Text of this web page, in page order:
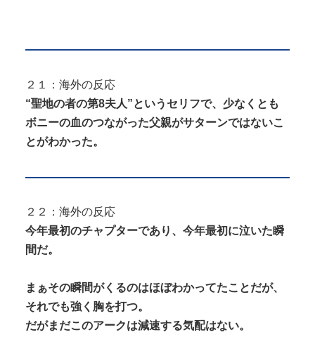
２１：海外の反応
“聖地の者の第8夫人”というセリフで、少なくとも
ボニーの血のつながった父親がサターンではないこ
とがわかった。
２２：海外の反応
今年最初のチャプターであり、今年最初に泣いた瞬
間だ。
まぁその瞬間がくるのはほぼわかってたことだが、
それでも強く胸を打つ。
だがまだこのアークは減速する気配はない。